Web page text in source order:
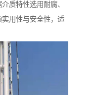
质特性选用耐腐、
用性与安全性，适